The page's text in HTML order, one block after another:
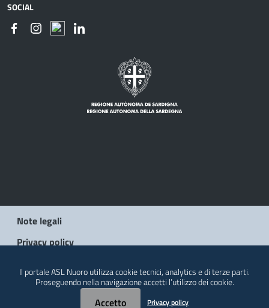
SOCIAL
Note legali
Privacy policy
Contatti
Il portale ASL Nuoro utilizza cookie tecnici, analytics e di terze parti.
Proseguendo nella navigazione accetti l’utilizzo dei cookie.
Accetto Privacy policy